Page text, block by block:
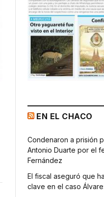
EN EL CHACO
Condenaron a prisión
Antonio Duarte por el
Fernández
El fiscal aseguró que
clave en el caso